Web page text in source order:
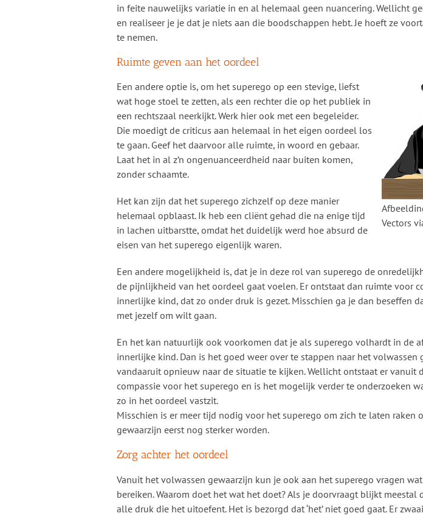
in feite nauwelijks variatie in en al helemaal geen nuancering. Wellicht
en realiseer je je dat je niets aan die boodschappen hebt. Je hoeft ze
te nemen.
Ruimte geven aan het oordeel
Vectors
Een andere optie is, om het superego op een stevige, liefst
wat hoge stoel te zetten, als een rechter die op het publiek in
een rechtszaal neerkijkt. Werk hier ook met een begeleider.
Die moedigt de criticus aan helemaal in het eigen oordeel los
te gaan. Geef het daarvoor alle ruimte, in woord en gebaar.
Laat het in al z’n ongenuanceerdheid naar buiten komen,
zonder schaamte.
Het kan zijn dat het superego zichzelf op deze manier
helemaal opblaast. Ik heb een cliënt gehad die na enige tijd
in lachen uitbarstte, omdat het duidelijk werd hoe absurd de
eisen van het superego eigenlijk waren.
Een andere mogelijkheid is, dat je in deze rol van superego de
de pijnlijkheid van het oordeel gaat voelen. Er ontstaat dan ruimte voor
innerlijke kind, dat zo onder druk is gezet. Misschien ga je dan beseffen
met jezelf om wilt gaan.
En het kan natuurlijk ook voorkomen dat je als superego volhardt in de
innerlijke kind. Dan is het goed weer over te stappen naar het volwassen
vandaaruit opnieuw naar de situatie te kijken. Wellicht ontstaat er vanuit
compassie voor het superego en is het mogelijk verder te onderzoeken
zo in het oordeel vastzit.
Misschien is er meer tijd nodig voor het superego om zich te laten raken
gewaarzijn eerst nog sterker worden.
Zorg achter het oordeel
Vanuit het volwassen gewaarzijn kun je ook aan het superego vragen
bereiken. Waarom doet het wat het doet? Als je doorvraagt blijkt meestal
alle druk die het uitoefent. Het is bezorgd dat ‘het’ niet goed gaat. Er